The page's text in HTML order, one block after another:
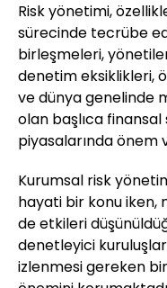
Risk yönetimi,
sürecinde tecrübe
birleşmeleri,
denetim eksiklikleri,
ve dünya genelinde
olan başlıca
piyasalarında önem
Kurumsal risk
hayati bir konu iken,
de etkileri
denetleyici
izlenmesi gereken